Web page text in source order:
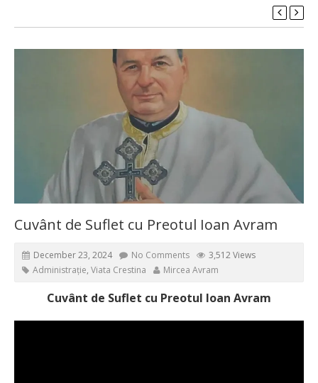
Cuvânt de Suflet cu Preotul Ioan Avram
December 23, 2024 No Comments
3,512 Views
Administrație, Viata Crestina Mircea Avram
Cuvânt de Suflet cu Preotul Ioan Avram